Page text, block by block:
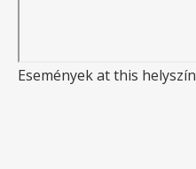
Események at this helyszín